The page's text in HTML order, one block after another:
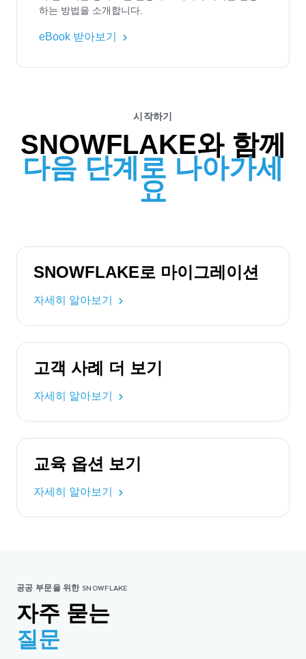
하는 방법을 소개합니다.
eBook 받아보기
시작하기
SNOWFLAKE와 함께
다음 단계로 나아가세
요
SNOWFLAKE로 마이그레이션
자세히 알아보기
고객 사례 더 보기
자세히 알아보기
교육 옵션 보기
자세히 알아보기
공공 부문을 위한 SNOWFLAKE
자주 묻는
질문